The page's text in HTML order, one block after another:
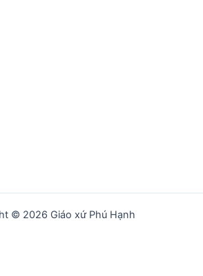
© 2026 Giáo xứ Phú Hạnh